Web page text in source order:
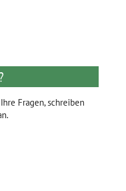
Fragen, schreiben